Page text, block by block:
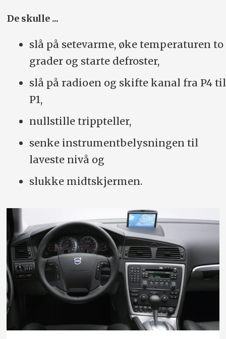
De skulle ...
slå på setevarme, øke temperaturen to
grader og starte defroster,
slå på radioen og skifte kanal fra P4 til
P1,
nullstille trippteller,
senke instrumentbelysningen til
laveste nivå og
slukke midtskjermen.